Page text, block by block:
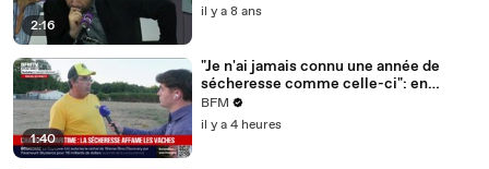
2:16
il y a 8 ans
1:40
"Je n'ai jamais connu une année de
sécheresse comme celle-ci": en
Charente-Maritime, à cause de la
sécheresse, l'herbe de cette prairie
n'est plus comestible pour les vaches
BFM
il y a 4 heures